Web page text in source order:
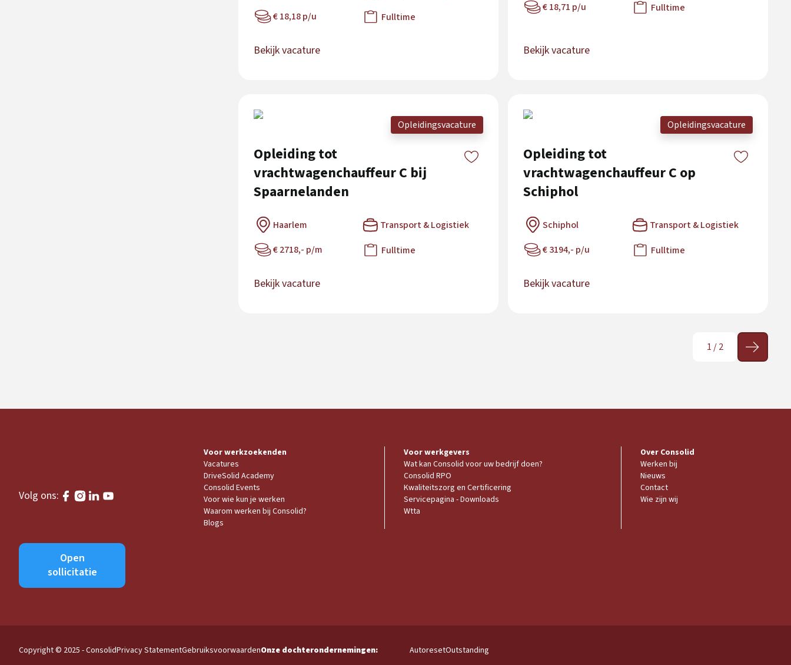
€ 18,18 p/u
Fulltime
Bekijk vacature
€ 18,71 p/u
Fulltime
Bekijk vacature
Opleidingsvacature
Opleiding tot
vrachtwagenchauffeur C bij
Spaarnelanden
Haarlem
Transport & Logistiek
€ 2718,- p/m
Fulltime
Bekijk vacature
Opleidingsvacature
Opleiding tot
vrachtwagenchauffeur C op
Schiphol
Schiphol
Transport & Logistiek
€ 3194,- p/u
Fulltime
Bekijk vacature
1 /2
Volg ons:
Open
sollicitatie
Voor werkzoekenden
Vacatures
DriveSolid Academy
Consolid Events
Voor wie kun je werken
Waarom werken bij Consolid?
Blogs
Voor werkgevers
Wat kan Consolid voor uw bedrijf doen?
Consolid RPO
Kwaliteitszorg en Certificering
Servicepagina - Downloads
Wtta
Over Consolid
Werken bij
Nieuws
Contact
Wie zijn wij
Copyright © 2025 - ConsolidPrivacy StatementGebruiksvoorwaarden AutoresetOutstanding